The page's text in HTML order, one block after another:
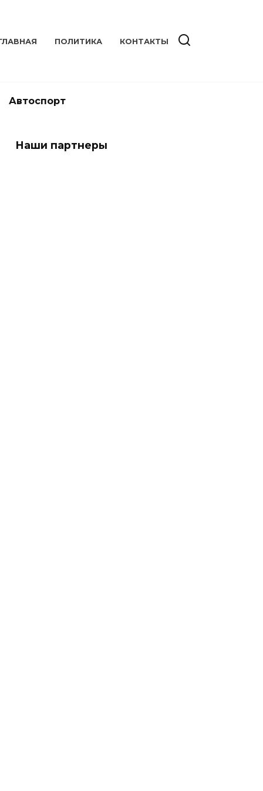
ПОЛИТИКА КОНТАКТЫ
Автоспорт
Наши партнеры